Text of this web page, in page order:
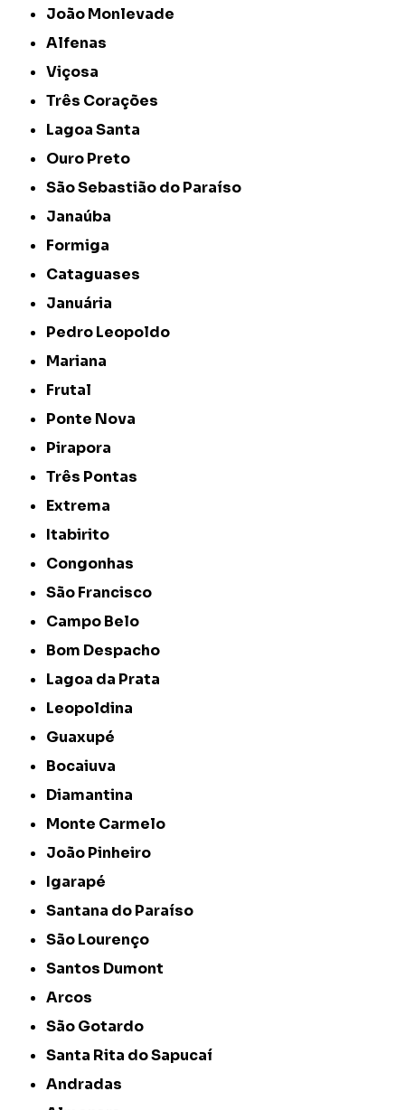
João Monlevade
Alfenas
Viçosa
Três Corações
Lagoa Santa
Ouro Preto
São Sebastião do Paraíso
Janaúba
Formiga
Cataguases
Januária
Pedro Leopoldo
Mariana
Frutal
Ponte Nova
Pirapora
Três Pontas
Extrema
Itabirito
Congonhas
São Francisco
Campo Belo
Bom Despacho
Lagoa da Prata
Leopoldina
Guaxupé
Bocaiuva
Diamantina
Monte Carmelo
João Pinheiro
Igarapé
Santana do Paraíso
São Lourenço
Santos Dumont
Arcos
São Gotardo
Santa Rita do Sapucaí
Andradas